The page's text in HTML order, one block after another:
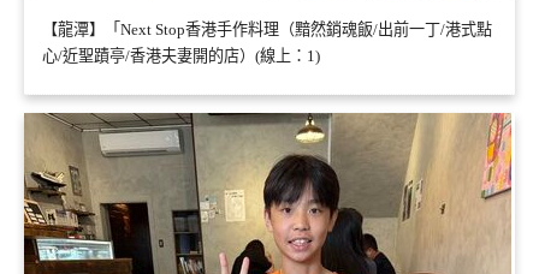
【龍潭】「Next Stop香港手作料理（黯然銷魂飯/出前一丁/港式點
心/近聖蹟亭/香港夫妻開的店）(線上：1)